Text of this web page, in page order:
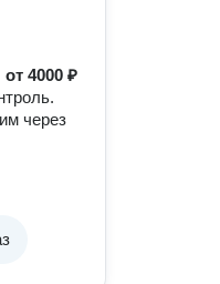
от4000 ₽
через